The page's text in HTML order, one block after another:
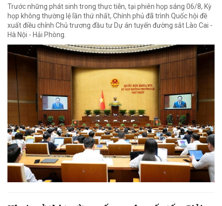
Trước những phát sinh trong thực tiễn, tại phiên họp sáng 06/8, Kỳ
họp không thường lệ lần thứ nhất, Chính phủ đã trình Quốc hội đề
xuất điều chỉnh Chủ trương đầu tư Dự án tuyến đường sắt Lào Cai -
Hà Nội - Hải Phòng.